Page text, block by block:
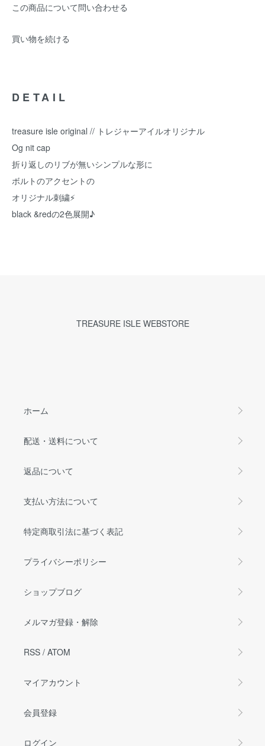
この商品について問い合わせる
買い物を続ける
DETAIL
treasure isle original // トレジャーアイルオリジナル
Og nit cap
折り返しのリブが無いシンプルな形に
ボルトのアクセントの
オリジナル刺繍⚡️
black &redの2色展開♪
TREASURE ISLE WEBSTORE
ホーム
配送・送料について
返品について
支払い方法について
特定商取引法に基づく表記
プライバシーポリシー
ショップブログ
メルマガ登録・解除
RSS / ATOM
マイアカウント
会員登録
ログイン